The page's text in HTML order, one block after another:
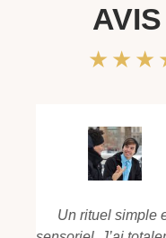
Un rituel simple